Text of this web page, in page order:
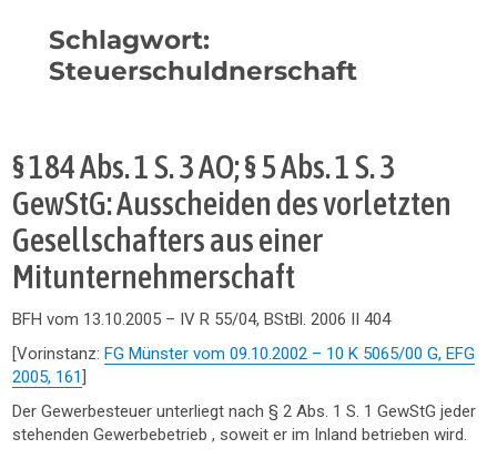
Schlagwort:
Steuerschuldnerschaft
§ 184 Abs. 1 S. 3 AO; § 5 Abs. 1 S. 3
GewStG: Ausscheiden des vorletzten
Gesellschafters aus einer
Mitunternehmerschaft
BFH vom 13.10.2005 – IV R 55/04, BStBl. 2006 II 404
[Vorinstanz:FG Münster vom 09.10.2002 – 10 K 5065/00 G, EFG
2005, 161]
Der Gewerbesteuer unterliegt nach § 2 Abs. 1 S. 1 GewStG jeder
stehenden Gewerbebetrieb , soweit er im Inland betrieben wird.